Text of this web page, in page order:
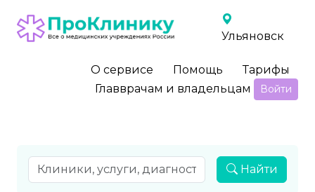
Ульяновск
О сервисе Помощь
Тарифы
Главврачам и владельцам
Войти
Найти